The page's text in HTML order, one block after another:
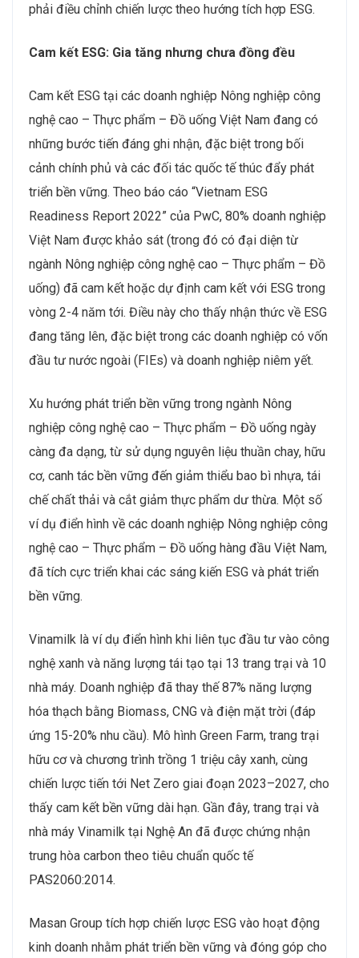
phải điều chỉnh chiến lược theo hướng tích hợp ESG.
Cam kết ESG: Gia tăng nhưng chưa đồng đều
Cam kết ESG tại các doanh nghiệp Nông nghiệp công
nghệ cao – Thực phẩm – Đồ uống Việt Nam đang có
những bước tiến đáng ghi nhận, đặc biệt trong bối
cảnh chính phủ và các đối tác quốc tế thúc đẩy phát
triển bền vững. Theo báo cáo “Vietnam ESG
Readiness Report 2022” của PwC, 80% doanh nghiệp
Việt Nam được khảo sát (trong đó có đại diện từ
ngành Nông nghiệp công nghệ cao – Thực phẩm – Đồ
uống) đã cam kết hoặc dự định cam kết với ESG trong
vòng 2-4 năm tới. Điều này cho thấy nhận thức về ESG
đang tăng lên, đặc biệt trong các doanh nghiệp có vốn
đầu tư nước ngoài (FIEs) và doanh nghiệp niêm yết.
Xu hướng phát triển bền vững trong ngành Nông
nghiệp công nghệ cao – Thực phẩm – Đồ uống ngày
càng đa dạng, từ sử dụng nguyên liệu thuần chay, hữu
cơ, canh tác bền vững đến giảm thiểu bao bì nhựa, tái
chế chất thải và cắt giảm thực phẩm dư thừa. Một số
ví dụ điển hình về các doanh nghiệp Nông nghiệp công
nghệ cao – Thực phẩm – Đồ uống hàng đầu Việt Nam,
đã tích cực triển khai các sáng kiến ESG và phát triển
bền vững.
Vinamilk là ví dụ điển hình khi liên tục đầu tư vào công
nghệ xanh và năng lượng tái tạo tại 13 trang trại và 10
nhà máy. Doanh nghiệp đã thay thế 87% năng lượng
hóa thạch bằng Biomass, CNG và điện mặt trời (đáp
ứng 15-20% nhu cầu). Mô hình Green Farm, trang trại
hữu cơ và chương trình trồng 1 triệu cây xanh, cùng
chiến lược tiến tới Net Zero giai đoạn 2023–2027, cho
thấy cam kết bền vững dài hạn. Gần đây, trang trại và
nhà máy Vinamilk tại Nghệ An đã được chứng nhận
trung hòa carbon theo tiêu chuẩn quốc tế
PAS2060:2014.
Masan Group tích hợp chiến lược ESG vào hoạt động
kinh doanh nhằm phát triển bền vững và đóng góp cho